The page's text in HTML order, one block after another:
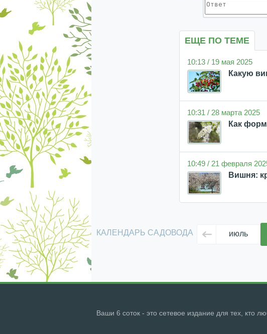
ЕЩЕ ПО ТЕМЕ
10:13 / 19 мая 2025
Какую
10:31 / 28 марта 2025
Как
10:49 / 21 февраля
Вишня:
КАЛЕНДАРЬ САДОВОДА июль
Ваши 6 соток - это сетевое издание для тех, кто